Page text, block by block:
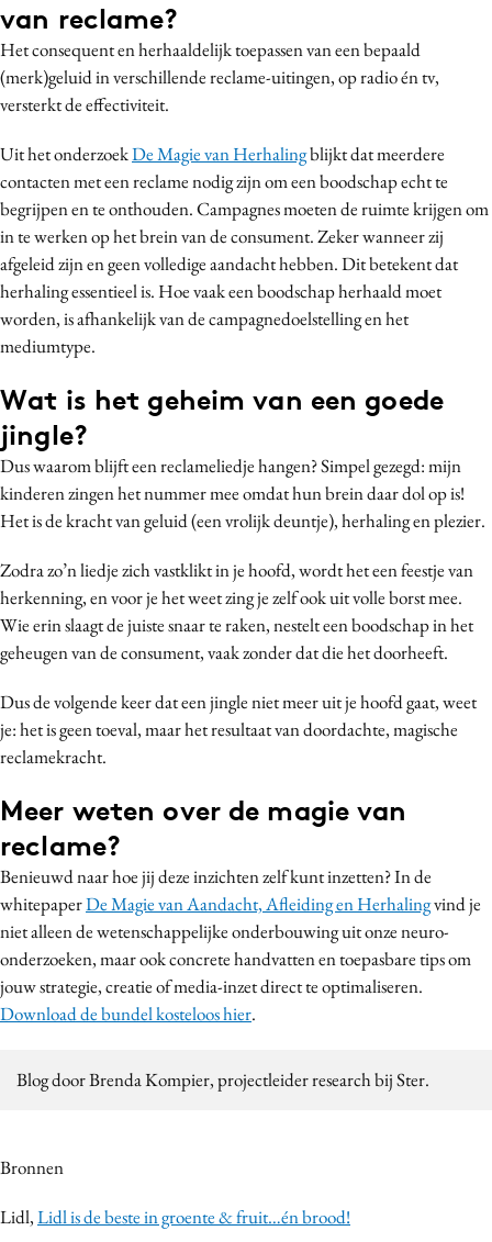
van reclame?
Het consequent en herhaaldelijk toepassen van een bepaald
(merk)geluid in verschillende reclame-uitingen, op radio én tv,
versterkt de effectiviteit.
Uit het onderzoekDe Magie van Herhalingblijkt dat meerdere
contacten met een reclame nodig zijn om een boodschap echt te
begrijpen en te onthouden. Campagnes moeten de ruimte krijgen om
in te werken op het brein van de consument. Zeker wanneer zij
afgeleid zijn en geen volledige aandacht hebben. Dit betekent dat
herhaling essentieel is. Hoe vaak een boodschap herhaald moet
worden, is afhankelijk van de campagnedoelstelling en het
mediumtype.
Wat is het geheim van een goede
jingle?
Dus waarom blijft een reclameliedje hangen? Simpel gezegd: mijn
kinderen zingen het nummer mee omdat hun brein daar dol op is!
Het is de kracht van geluid (een vrolijk deuntje), herhaling en plezier.
Zodra zo’n liedje zich vastklikt in je hoofd, wordt het een feestje van
herkenning, en voor je het weet zing je zelf ook uit volle borst mee.
Wie erin slaagt de juiste snaar te raken, nestelt een boodschap in het
geheugen van de consument, vaak zonder dat die het doorheeft.
Dus de volgende keer dat een jingle niet meer uit je hoofd gaat, weet
je: het is geen toeval, maar het resultaat van doordachte, magische
reclamekracht.
Meer weten over de magie van
reclame?
Benieuwd naar hoe jij deze inzichten zelf kunt inzetten? In de
whitepaperDe Magie van Aandacht, Afleiding en Herhalingvind je
niet alleen de wetenschappelijke onderbouwing uit onze neuro-
onderzoeken, maar ook concrete handvatten en toepasbare tips om
jouw strategie, creatie of media-inzet direct te optimaliseren.
Download de bundel kosteloos hier.
Blog door Brenda Kompier, projectleider research bij Ster.
Bronnen
Lidl,Lidl is de beste in groente & fruit…én brood!